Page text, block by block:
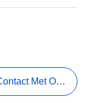
Met Ons Op